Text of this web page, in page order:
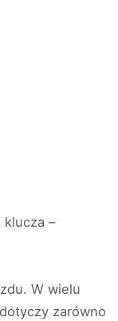
klucza –
W wielu
zarówno